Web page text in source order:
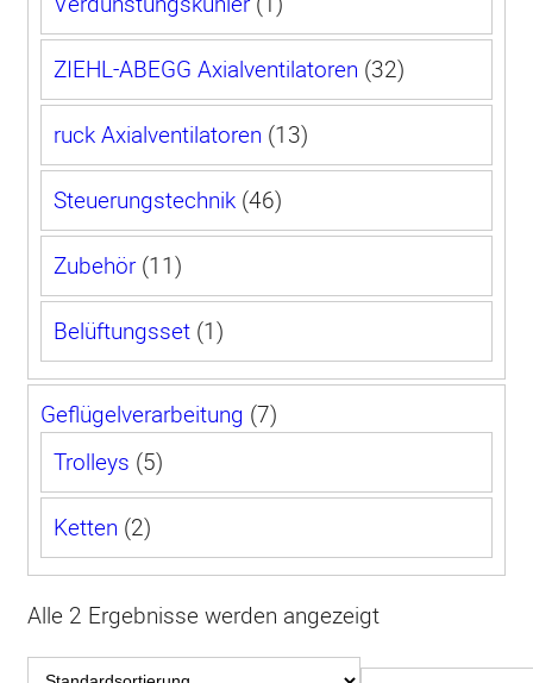
Produkt
ZIEHL-ABEGG Axialventilatoren 3232
Produkte
ruck Axialventilatoren 1313
Produkte
Steuerungstechnik 4646
Produkte
Zubehör 1111
Produkte
Belüftungsset 11
Produkt
Geflügel­verarbeitung 77
Trolleys 55
Produkte
Ketten 22
Produkte
Alle 2 Ergebnisse werden angezeigt